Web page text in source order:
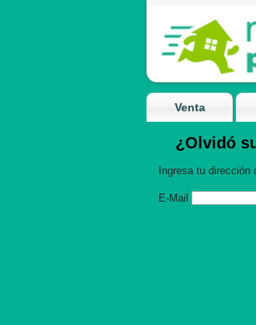
Venta
¿Olvidó
Ingresa tu
E-Mail